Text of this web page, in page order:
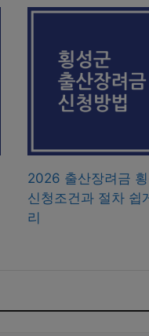
2026 출산장려금
신청조건과 절차 쉽
리